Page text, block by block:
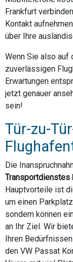
Frankfurt
Kontakt
über Ihre
Wenn Sie also auf
zuverlässigen
Erwartungen
jetzt genauer
sein!
Tür-zu-
Die
Transportdienstes
Hauptvorteile ist
um einen
sondern können
an Ihr Ziel. Wir
Ihren
den VW Passat